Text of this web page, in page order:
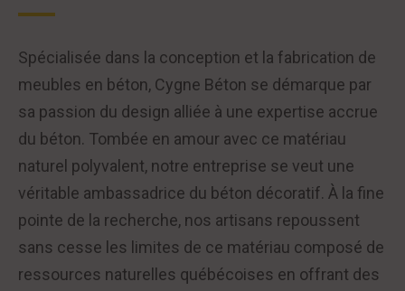
Spécialisée dans la conception et la fabrication de
meubles en béton, Cygne Béton se démarque par
sa passion du design alliée à une expertise accrue
du béton. Tombée en amour avec ce matériau
naturel polyvalent, notre entreprise se veut une
véritable ambassadrice du béton décoratif. À la fine
pointe de la recherche, nos artisans repoussent
sans cesse les limites de ce matériau composé de
ressources naturelles québécoises en offrant des